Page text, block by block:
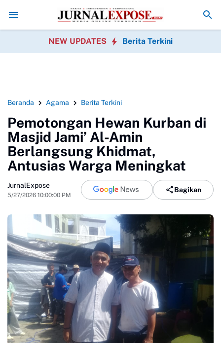
King Naga Pertanyakan Penanganan Perkara Uun oleh Polisi
NEW UPDATES Berita Terkini
Beranda Agama Berita Terkini
Pemotongan Hewan Kurban di
Masjid Jami’ Al-Amin
Berlangsung Khidmat,
Antusias Warga Meningkat
JurnalExpose
5/27/2026 10:00:00 PM
Bagikan